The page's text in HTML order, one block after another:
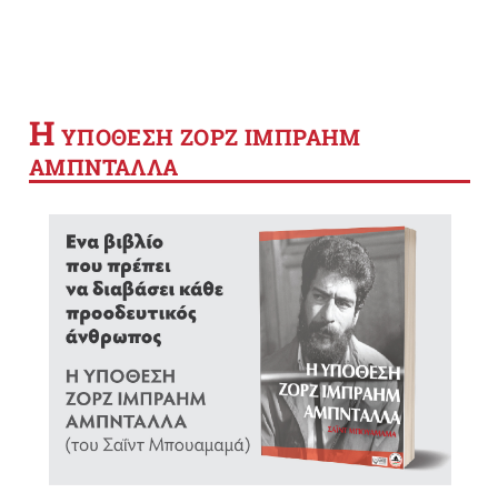
Η YΠΟΘΕΣΗ ΖΟΡΖ ΙΜΠΡΑΗΜ
ΑΜΠΝΤΑΛΛΑ